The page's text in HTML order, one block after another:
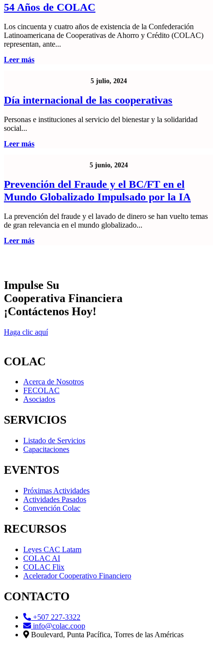
54 Años de COLAC
Los cincuenta y cuatro años de existencia de la Confederación
Latinoamericana de Cooperativas de Ahorro y Crédito (COLAC)
representan, ante...
Leer más
5 julio, 2024
Día internacional de las cooperativas
Personas e instituciones al servicio del bienestar y la solidaridad
social...
Leer más
5 junio, 2024
Prevención del Fraude y el BC/FT en el
Mundo Globalizado Impulsado por la IA
La prevención del fraude y el lavado de dinero se han vuelto temas
de gran relevancia en el mundo globalizado...
Leer más
Impulse Su
Cooperativa Financiera
¡Contáctenos Hoy!
Haga clic aquí
COLAC
Acerca de Nosotros
FECOLAC
Asociados
SERVICIOS
Listado de Servicios
Capacitaciones
EVENTOS
Próximas Actividades
Actividades Pasados
Convención Colac
RECURSOS
Leyes CAC Latam
COLAC AI
COLAC Flix
Acelerador Cooperativo Financiero
CONTACTO
+507 227-3322
info@colac.coop
Boulevard, Punta Pacífica, Torres de las Américas